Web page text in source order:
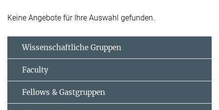
Keine Angebote für Ihre Auswahl gefunden.
Wissenschaftliche Gruppen
Faculty
Fellows & Gastgruppen